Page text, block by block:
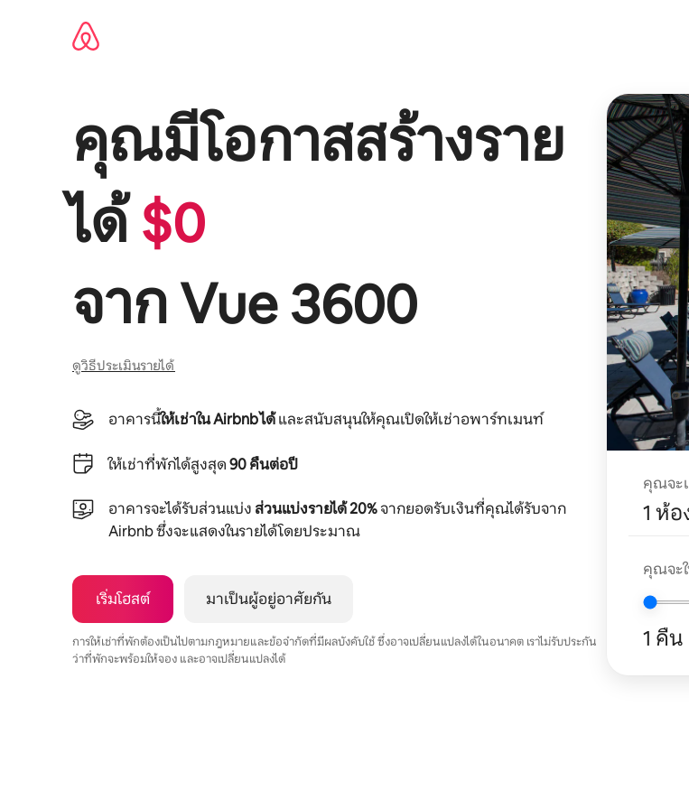
คุณมีโอกาสสร้างราย
ได้$0
จากVue 3600
ดูวิธีประเมินรายได้
อาคารนี้ให้เช่าใน Airbnb ได้และสนับสนุนให้คุณเปิดให้เช่าอพาร์ทเมนท์
ให้เช่าที่พักได้สูงสุด90 คืนต่อปี
อาคารจะได้รับส่วนแบ่ง ส่วนแบ่งรายได้ 20%จากยอดรับเงินที่คุณได้รับจาก
Airbnb ซึ่งจะแสดงในรายได้โดยประมาณ
เริ่มโฮสต์ มาเป็นผู้อยู่อาศัยกัน
การให้เช่าที่พักต้องเป็นไปตามกฎหมายและข้อจำกัดที่มีผลบังคับใช้ ซึ่งอาจเปลี่ยนแปลงได้ในอนาคต เราไม่รับประกัน
ว่าที่พักจะพร้อมให้จอง และอาจเปลี่ยนแปลงได้
คุณจะ
1 ห้
คุณจะ
1 คืน